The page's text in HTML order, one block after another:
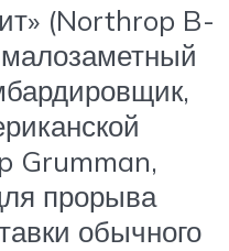
(Northrop B-
Grumman,
прорыва
обычного